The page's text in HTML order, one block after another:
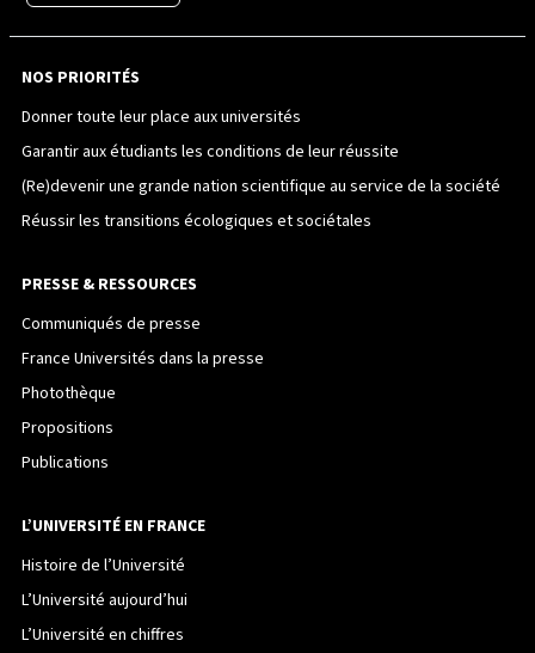
NOS PRIORITÉS
Donner toute leur place aux universités
Garantir aux étudiants les conditions de leur réussite
(Re)devenir une grande nation scientifique au service de la société
Réussir les transitions écologiques et sociétales
PRESSE & RESSOURCES
Communiqués de presse
France Universités dans la presse
Photothèque
Propositions
Publications
L’UNIVERSITÉ EN FRANCE
Histoire de l’Université
L’Université aujourd’hui
L’Université en chiffres